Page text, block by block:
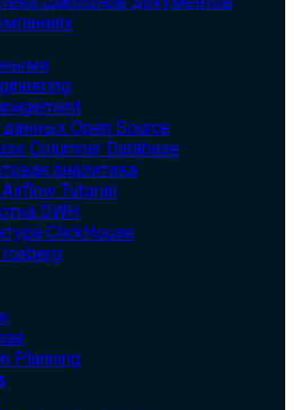
Open Source
Columnar Database
аналитика
Tutorial
DWH
ClickHouse
Planning